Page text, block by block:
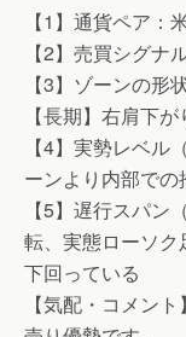
【1】通貨ペア：
【2】売買シグナ
【3】ゾーンの
【長期】右肩下
【4】実勢レベ
ーンより内部での
【5】遅行スパ
転、実態ローソ
下回っている
【気配・コメン